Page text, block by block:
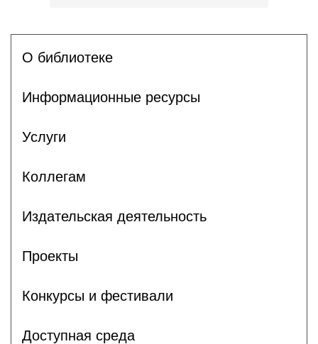
О библиотеке
Информационные ресурсы
Услуги
Коллегам
Издательская деятельность
Проекты
Конкурсы и фестивали
Доступная среда